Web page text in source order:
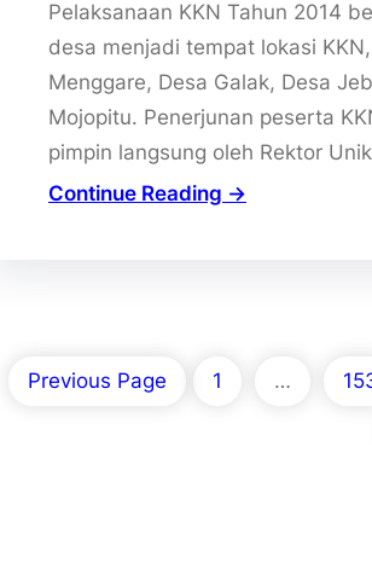
Pelaksanaan KKN Tahun 2014
desa menjadi tempat lokasi
Menggare, Desa Galak, Desa
Mojopitu. Penerjunan peserta
pimpin langsung oleh Rektor
Continue Reading →
Previous Page 1 …